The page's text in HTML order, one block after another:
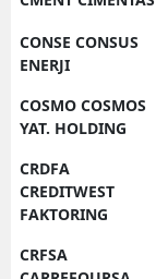
CONSE CONSUS
ENERJI
COSMO COSMOS
YAT. HOLDING
CRDFA
CREDITWEST
FAKTORING
CRFSA